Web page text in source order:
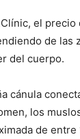
el
de las
del cuerpo.
cánula
los
de entre